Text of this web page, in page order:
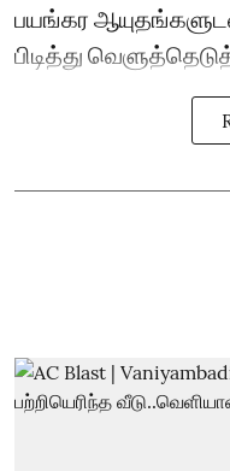
பயங்கர ஆயுதங்களுடன்
பிடித்து